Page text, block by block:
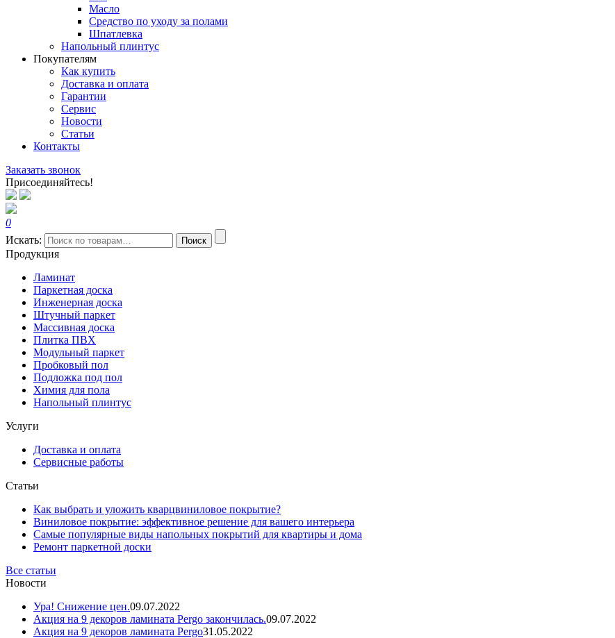
Масло
Средство по уходу за полами
Шпатлевка
Напольный плинтус
Покупателям
Как купить
Доставка и оплата
Гарантии
Сервис
Новости
Статьи
Контакты
Заказать звонок
Присоединяйтесь!
0
Искать:
Поиск
Продукция
Ламинат
Паркетная доска
Инженерная доска
Штучный паркет
Массивная доска
Плитка ПВХ
Модульный паркет
Пробковый пол
Подложка под пол
Химия для пола
Напольный плинтус
Услуги
Доставка и оплата
Сервисные работы
Статьи
Как выбрать и уложить кварцвиниловое покрытие?
Виниловое покрытие: эффективное решение для вашего интерьера
Самые популярные виды напольных покрытий для квартиры и дома
Ремонт паркетной доски
Все статьи
Новости
Ура! Снижение цен.09.07.2022
Акция на 9 декоров ламината Pergo закончилась.09.07.2022
Акция на 9 декоров ламината Pergo31.05.2022